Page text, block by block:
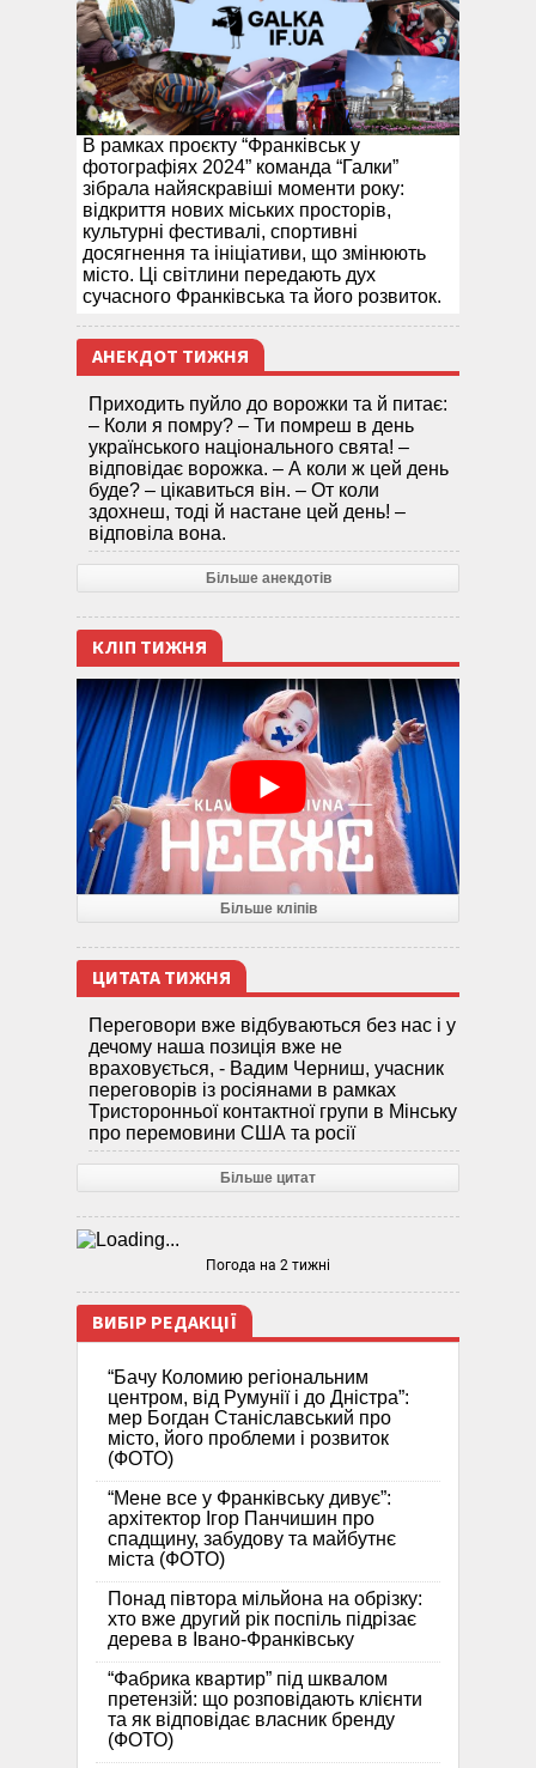
В рамках проєкту “Франківськ у
фотографіях 2024” команда “Галки”
зібрала найяскравіші моменти року:
відкриття нових міських просторів,
культурні фестивалі, спортивні
досягнення та ініціативи, що змінюють
місто. Ці світлини передають дух
сучасного Франківська та його розвиток.
АНЕКДОТ ТИЖНЯ
Приходить пуйло до ворожки та й питає:
– Коли я помру? – Ти помреш в день
українського національного свята! –
відповідає ворожка. – А коли ж цей день
буде? – цікавиться він. – От коли
здохнеш, тоді й настане цей день! –
відповіла вона.
Більше анекдотів
КЛІП ТИЖНЯ
Більше кліпів
ЦИТАТА ТИЖНЯ
Переговори вже відбуваються без нас і у
дечому наша позиція вже не
враховується, - Вадим Черниш, учасник
переговорів із росіянами в рамках
Тристоронньої контактної групи в Мінську
про перемовини США та росії
Більше цитат
Погода на 2 тижні
ВИБІР РЕДАКЦІЇ
“Бачу Коломию регіональним
центром, від Румунії і до Дністра”:
мер Богдан Станіславський про
місто, його проблеми і розвиток
(ФОТО)
“Мене все у Франківську дивує”:
архітектор Ігор Панчишин про
спадщину, забудову та майбутнє
міста (ФОТО)
Понад півтора мільйона на обрізку:
хто вже другий рік поспіль підрізає
дерева в Івано-Франківську
“Фабрика квартир” під шквалом
претензій: що розповідають клієнти
та як відповідає власник бренду
(ФОТО)